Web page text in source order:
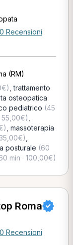
0 Recensioni
(RM)
,trattamento
osteopatica
pediatrico (45
55,00€)
massoterapia
posturale (60
min · 100,00€)
Roma
0 Recensioni